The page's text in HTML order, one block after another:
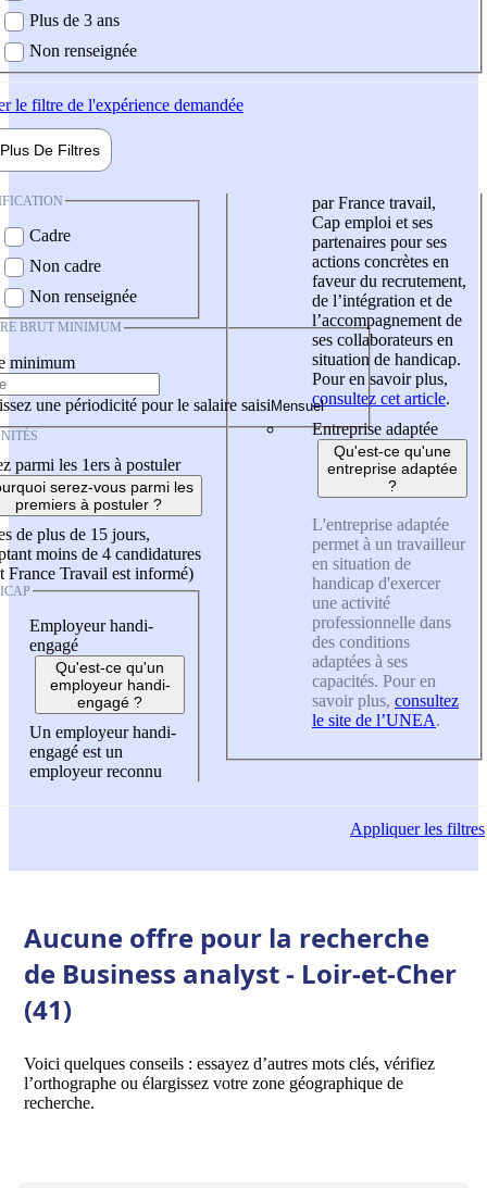
Plus de 3 ans
Non renseignée
le filtre de l'expérience demandée
Plus De Filtres
Cadre
Non cadre
Non renseignée
BRUT MINIMUM
minimum
une périodicité pour le salaire saisi
parmi les 1ers à postuler
serez-vous parmi les
premiers à postuler ?
de plus de 15 jours,
moins de 4 candidatures
France Travail est informé)
Employeur handi-
engagé
Qu'est-ce qu'un
employeur handi-
engagé ?
Un employeur handi-
engagé est un
employeur reconnu
par France travail,
Cap emploi et ses
partenaires pour ses
actions concrètes en
faveur du recrutement,
de l’intégration et de
l’accompagnement de
ses collaborateurs en
situation de handicap.
Pour en savoir plus,
consultez cet article.
Entreprise adaptée
Qu'est-ce qu'une
entreprise adaptée
?
L'entreprise adaptée
permet à un travailleur
en situation de
handicap d'exercer
une activité
professionnelle dans
des conditions
adaptées à ses
capacités. Pour en
savoir plus, consultez
le site de l’UNEA.
Appliquerles filtres
Aucune offre pour la recherche
de Business analyst - Loir-et-Cher
(41)
Voici quelques conseils : essayez d’autres mots clés, vérifiez
l’orthographe ou élargissez votre zone géographique de
recherche.